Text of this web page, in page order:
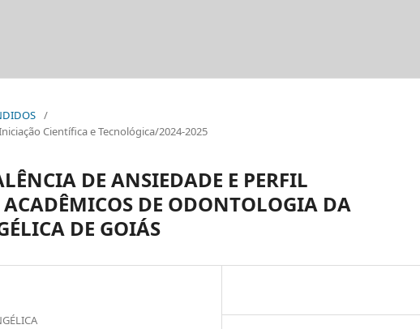
/
Científica e Tecnológica/2024-2025
DE ANSIEDADE E PERFIL
DE ODONTOLOGIA DA
DE GOIÁS